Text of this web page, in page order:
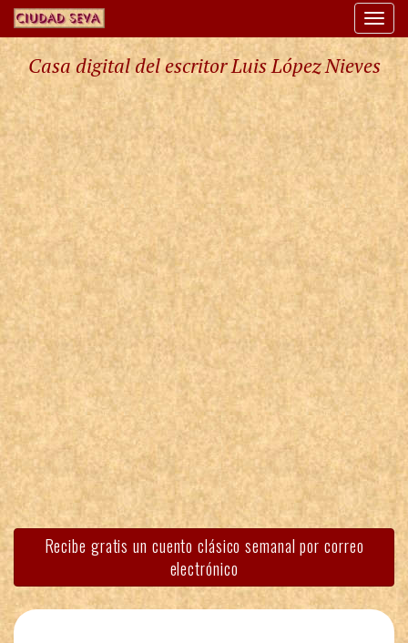
Casa digital del escritor Luis López Nieves
Recibe gratis un cuento clásico semanal por correo
electrónico